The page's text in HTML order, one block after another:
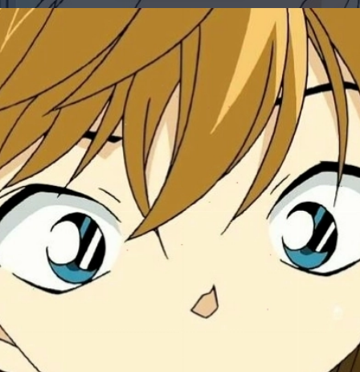
Đang mở https://manhua.edu.vn/haibara-ai-bao-nhieu-tuoi